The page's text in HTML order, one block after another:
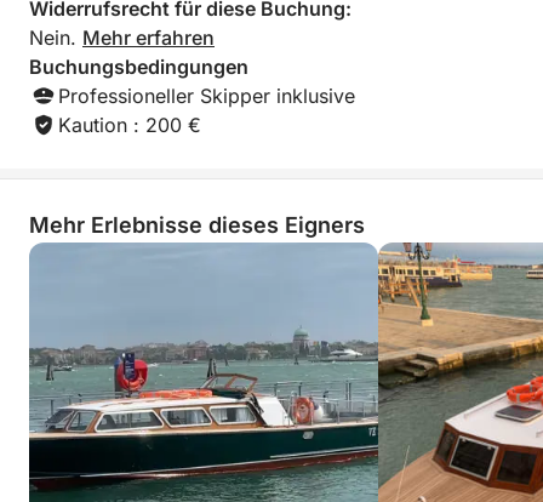
Widerrufsrecht für diese Buchung:
Nein. Mehr erfahren
Buchungsbedingungen
Professioneller Skipper inklusive
Kaution : 200 €
Mehr Erlebnisse dieses Eigners